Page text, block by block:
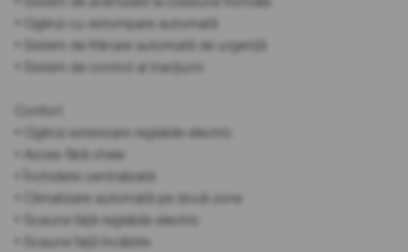
• Oglinzi cu estompare automată
• Sistem de frânare automată de urgență
• Sistem de control al tracțiunii
Confort
• Oglinzi exterioare reglabile electric
• Acces fără cheie
• Închidere centralizată
• Climatizare automată pe două zone
• Scaune față reglabile electric
• Scaune față încălzite